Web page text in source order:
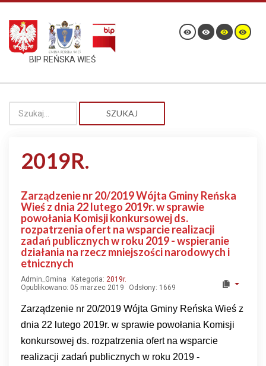
BIP REŃSKA WIEŚ
SZUKAJ
2019R.
Zarządzenie nr 20/2019 Wójta Gminy Reńska
Wieś z dnia 22 lutego 2019r. w sprawie
powołania Komisji konkursowej ds.
rozpatrzenia ofert na wsparcie realizacji
zadań publicznych w roku 2019 - wspieranie
działania na rzecz mniejszości narodowych i
etnicznych
Admin_Gmina Kategoria: 2019r.
Opublikowano: 05 marzec 2019
Odsłony: 1669
Zarządzenie nr 20/2019 Wójta Gminy Reńska Wieś z
dnia 22 lutego 2019r. w sprawie powołania Komisji
konkursowej ds. rozpatrzenia ofert na wsparcie
realizacji zadań publicznych w roku 2019 -